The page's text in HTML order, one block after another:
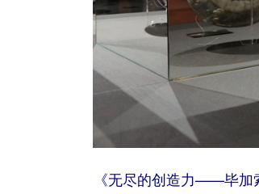
《无尽的创造力——毕加